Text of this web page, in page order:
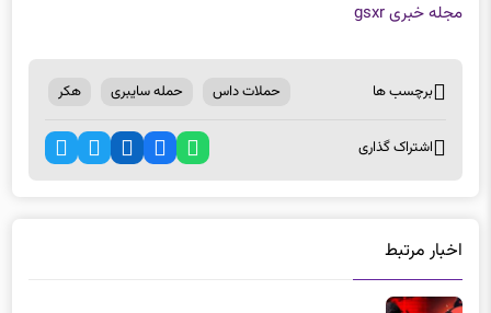
مجله خبری gsxr
برچسب ها حملات داس حمله سایبری هکر
اشتراک گذاری
اخبار مرتبط